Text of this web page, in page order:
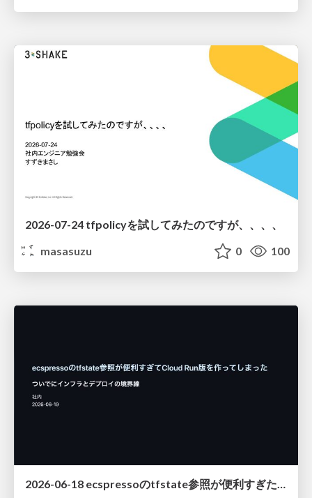
2026-07-24 tfpolicyを試してみたのですが、、、、
masasuzu
0 100
2026-06-18 ecspressoのtfstate参照が便利すぎた話